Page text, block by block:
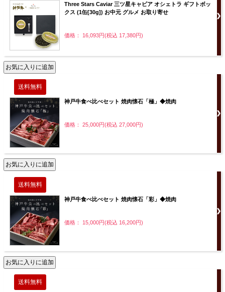
Three Stars Caviar 三ツ星キャビア オシェトラ ギフトボッ
クス (1缶[30g]) お中元 グルメ お取り寄せ
価格： 16,093円(税込 17,380円)
神戸牛食べ比べセット 焼肉懐石「極」◆焼肉
価格： 25,000円(税込 27,000円)
神戸牛食べ比べセット 焼肉懐石「彩」◆焼肉
価格： 15,000円(税込 16,200円)